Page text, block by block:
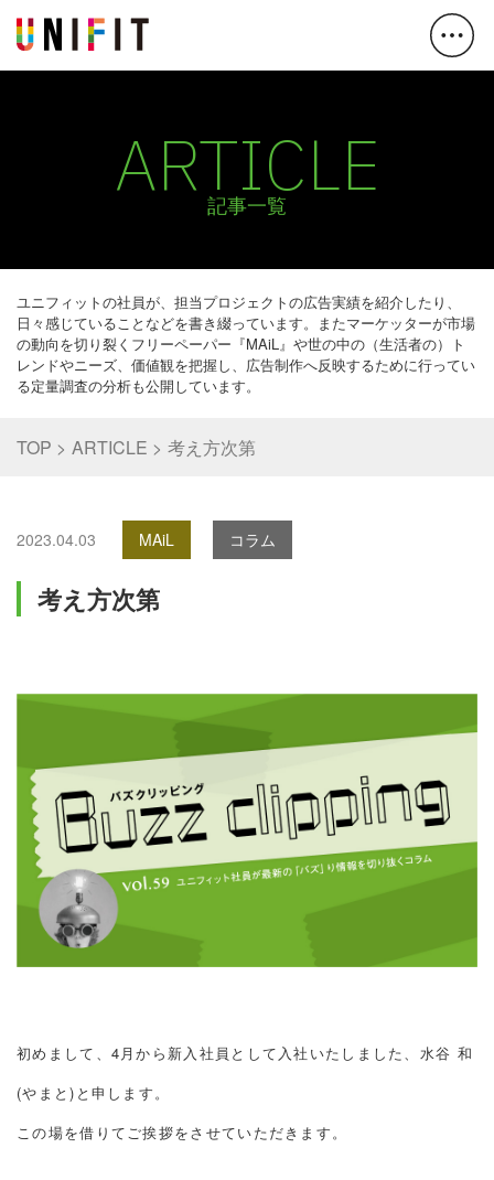
ARTICLE
記事一覧
ユニフィットの社員が、担当プロジェクトの広告実績を紹介したり、
日々感じていることなどを書き綴っています。またマーケッターが市場
の動向を切り裂くフリーペーパー『MAiL』や世の中の（生活者の）ト
レンドやニーズ、価値観を把握し、広告制作へ反映するために行ってい
る定量調査の分析も公開しています。
TOP ARTICLE 考え方次第
2023.04.03 MAiL コラム
考え方次第
初めまして、4月から新入社員として入社いたしました、水谷 和
(やまと)と申します。
この場を借りてご挨拶をさせていただきます。